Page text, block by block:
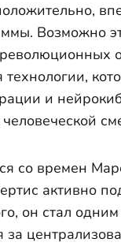
Возможно
и
со времен
активно
он стал